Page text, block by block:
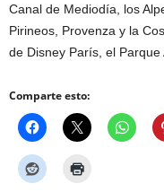
Canal de Mediodía, los
Pirineos, Provenza y la
de Disney París, el Parque
Comparte esto: